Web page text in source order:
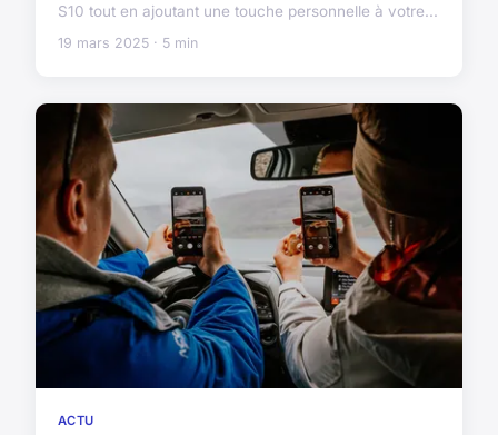
S10 tout en ajoutant une touche personnelle à votre...
19 mars 2025 · 5 min
ACTU